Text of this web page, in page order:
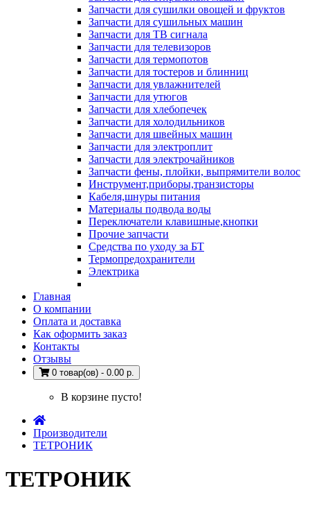
Запчасти для сушилки овощей и фруктов
Запчасти для сушильных машин
Запчасти для ТВ сигнала
Запчасти для телевизоров
Запчасти для термопотов
Запчасти для тостеров и блинниц
Запчасти для увлажнителей
Запчасти для утюгов
Запчасти для хлебопечек
Запчасти для холодильников
Запчасти для швейных машин
Запчасти для электроплит
Запчасти для электрочайников
Запчасти фены, плойки, выпрямители волос
Инструмент,приборы,транзисторы
Кабеля,шнуры питания
Материалы подвода воды
Переключатели клавишные,кнопки
Прочие запчасти
Средства по уходу за БТ
Термопредохранители
Электрика
Главная
О компании
Оплата и доставка
Как оформить заказ
Контакты
Отзывы
0 товар(ов) - 0.00 р.
В корзине пусто!
Производители
ТЕТРОНИК
ТЕТРОНИК